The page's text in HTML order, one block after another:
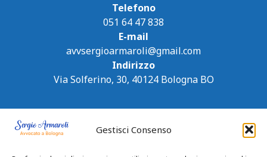
Gestisci Consenso
Telefono
051 64 47 838
E-mail
avvsergioarmaroli@gmail.com
Indirizzo
Via Solferino, 30, 40124 Bologna BO